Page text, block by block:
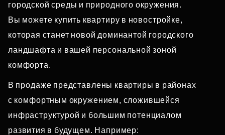
городской среды и природного окружения.
Вы можете купить квартиру в новостройке,
которая станет новой доминантой городского
ландшафта и вашей персональной зоной
комфорта.
В продаже представлены квартиры в районах
с комфортным окружением, сложившейся
инфраструктурой и большим потенциалом
развития в будущем. Например: